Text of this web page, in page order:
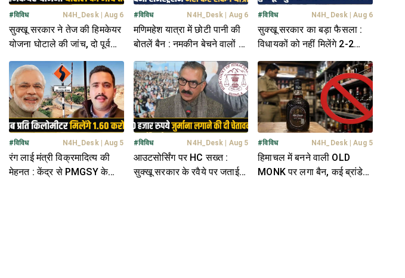
#विविध N4H_Desk| Aug 6
सुक्खू सरकार ने तेज की हिमकेयर
योजना घोटाले की जांच, दो पूर्व
भाजपा मंत्रियों के खंगाले जा रहे
रिकॉर्ड
#विविध N4H_Desk Aug 6
मणिमहेश यात्रा में छोटी पानी की
बोतलें बैन : नमकीन बेचने वालों की
भी लगेगी 'क्लास'
#विविध N4H_Desk Aug 6
सुक्खू सरकार का बड़ा फैसला :
विधायकों को नहीं मिलेंगे 2-2
PSO, फिजूलखर्ची बता टाली बात
#विविध N4H_Desk| Aug 5
रंग लाई मंत्री विक्रमादित्य की
मेहनत : केंद्र से PMGSY के
#विविध N4H_Desk Aug 5
आउटसोर्सिंग पर HC सख्त :
सुक्खू सरकार के रवैये पर जताई
#विविध N4H_Desk Aug 5
हिमाचल में बनने वाली OLD
MONK पर लगा बैन, कई ब्रांडेड